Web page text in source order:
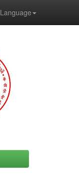
Language